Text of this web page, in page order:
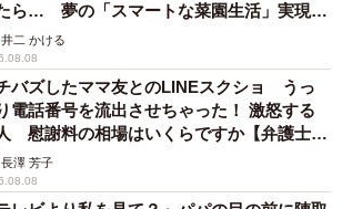
ら… 夢の「スマートな菜園生活」実現な
井二 かける
バズしたママ友とのLINEスクショ うっ
電話番号を流出させちゃった！ 激怒する
慰謝料の相場はいくらですか【弁護士が
】
長澤 芳子